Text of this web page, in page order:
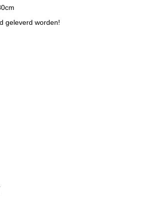
geleverd worden!